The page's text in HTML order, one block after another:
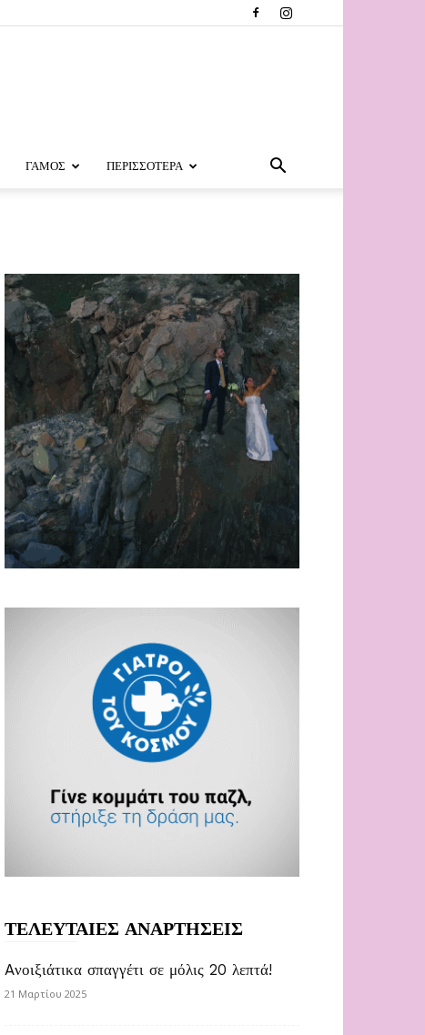
ΓΑΜΟΣ ΠΕΡΙΣΣΟΤΕΡΑ
ΤΕΛΕΥΤΑΙΕΣ ΑΝΑΡΤΗΣΕΙΣ
Aνοιξιάτικα σπαγγέτι σε μόλις 20 λεπτά!
21 Μαρτίου 2025